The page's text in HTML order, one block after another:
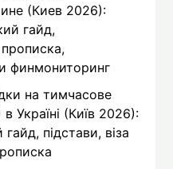
(Киев 2026):
гайд,
финмониторинг
на тимчасове
Україні (Київ 2026):
підстави, віза